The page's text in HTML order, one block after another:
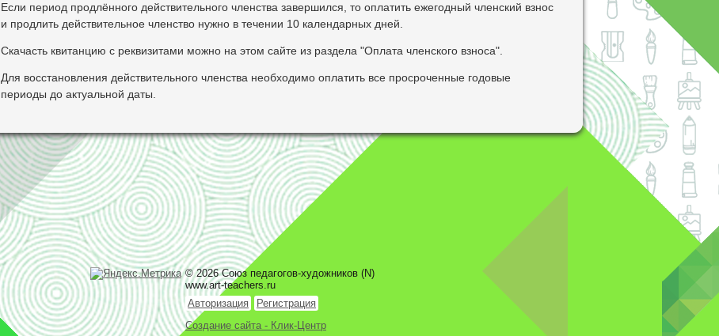
Если период продлённого действительного членства завершился, то оплатить ежегодный членский взнос
и продлить действительное членство нужно в течении 10 календарных дней.
Скачасть квитанцию с реквизитами можно на этом сайте из раздела "Оплата членского взноса".
Для восстановления действительного членства необходимо оплатить все просроченные годовые
периоды до актуальной даты.
© 2026 Союз педагогов-художников (N)
www.art-teachers.ru
Авторизация
Регистрация
Создание сайта - Клик-Центр